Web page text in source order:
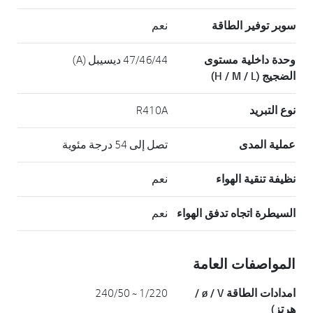
سوبر توفير الطاقة نعم
وحدة داخلية مستوى
الضجيج (H / M / L)
47/46/44 ديسيبل (A)
نوع التبريد R410A
عملية المدى تصل إلى 54 درجة مئوية
نظيفة تنقية الهواء نعم
السيطرة اتجاه تدفق الهواء نعم
المواصفات العامة
امدادات الطاقة ø / V /
هرتز)
1/220 ~ 240/50